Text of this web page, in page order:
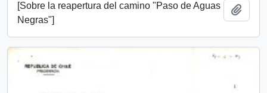
[Sobre la reapertura del camino "Paso de Aguas
Negras"]